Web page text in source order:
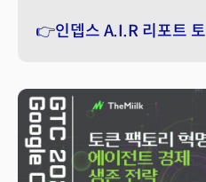
👉인뎁스 A.I.R 리포트